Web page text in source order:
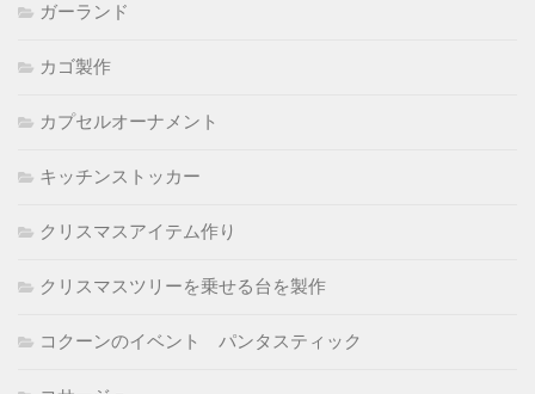
ガーランド
カゴ製作
カプセルオーナメント
キッチンストッカー
クリスマスアイテム作り
クリスマスツリーを乗せる台を製作
コクーンのイベント パンタスティック